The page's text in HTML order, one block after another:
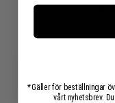
*Gäller för beställningar
vårt nyhetsbrev.